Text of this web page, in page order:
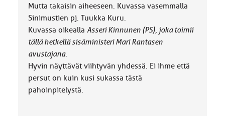
Mutta takaisin aiheeseen. Kuvassa vasemmalla
Sinimustien pj. Tuukka Kuru.
Kuvassa oikealla Asseri Kinnunen (PS), joka toimii
tällä hetkellä sisäministeri Mari Rantasen
avustajana.
Hyvin näyttävät viihtyvän yhdessä. Ei ihme että
persut on kuin kusi sukassa tästä
pahoinpitelystä.